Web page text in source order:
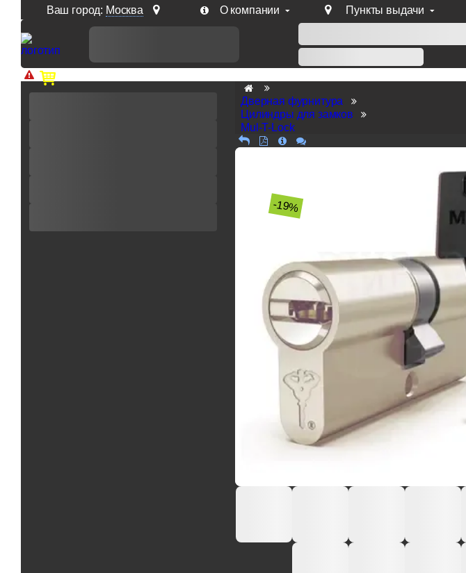
Ваш город: Москва О компании Пункты выдачи
Доп. скидка от цен на сайте 7% при заказе от 50 тыс. руб продукции Venezia,
Дверная фурнитура
Цилиндры для замков
Mul-T-Lock
-19%